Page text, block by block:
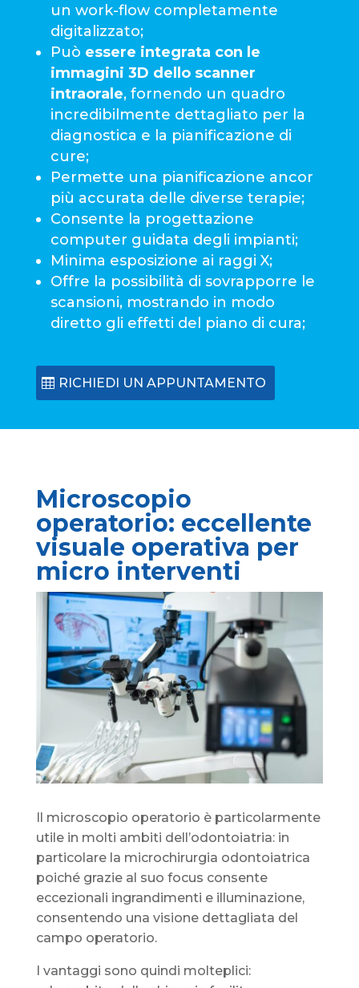
un work-flow completamente
digitalizzato;
Può essere integrata con le
immagini 3D dello scanner
intraorale, fornendo un quadro
incredibilmente dettagliato per la
diagnostica e la pianificazione di
cure;
Permette una pianificazione ancor
più accurata delle diverse terapie;
Consente la progettazione
computer guidata degli impianti;
Minima esposizione ai raggi X;
Offre la possibilità di sovrapporre le
scansioni, mostrando in modo
diretto gli effetti del piano di cura;
RICHIEDI UN APPUNTAMENTO
Microscopio
operatorio: eccellente
visuale operativa per
micro interventi
Il microscopio operatorio è particolarmente
utile in molti ambiti dell’odontoiatria: in
particolare la microchirurgia odontoiatrica
poiché grazie al suo focus consente
eccezionali ingrandimenti e illuminazione,
consentendo una visione dettagliata del
campo operatorio.
I vantaggi sono quindi molteplici: